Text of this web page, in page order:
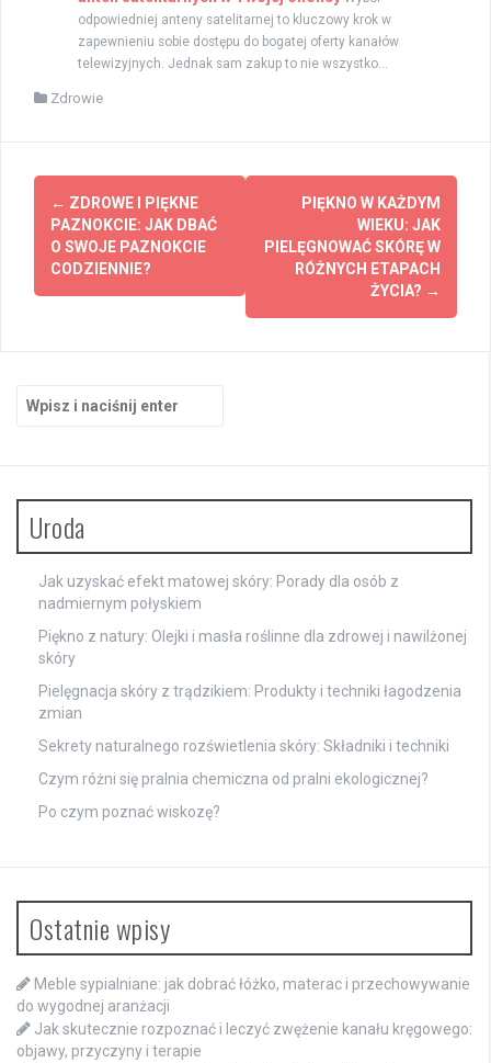
odpowiedniej anteny satelitarnej to kluczowy krok w
zapewnieniu sobie dostępu do bogatej oferty kanałów
telewizyjnych. Jednak sam zakup to nie wszystko...
Zdrowie
Zobacz
wpisy
← ZDROWE I PIĘKNE
PAZNOKCIE: JAK DBAĆ
O SWOJE PAZNOKCIE
CODZIENNIE?
PIĘKNO W KAŻDYM
WIEKU: JAK
PIELĘGNOWAĆ SKÓRĘ W
RÓŻNYCH ETAPACH
ŻYCIA? →
Uroda
Jak uzyskać efekt matowej skóry: Porady dla osób z
nadmiernym połyskiem
Piękno z natury: Olejki i masła roślinne dla zdrowej i nawilżonej
skóry
Pielęgnacja skóry z trądzikiem: Produkty i techniki łagodzenia
zmian
Sekrety naturalnego rozświetlenia skóry: Składniki i techniki
Czym różni się pralnia chemiczna od pralni ekologicznej?
Po czym poznać wiskozę?
Ostatnie wpisy
Meble sypialniane: jak dobrać łóżko, materac i przechowywanie
do wygodnej aranżacji
Jak skutecznie rozpoznać i leczyć zwężenie kanału kręgowego:
objawy, przyczyny i terapie